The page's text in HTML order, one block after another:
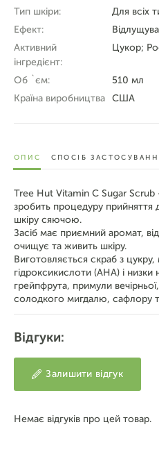
Тип шкіри:
Для всіх
Ефект:
Активний
інгредієнт:
Цукор;
Об `єм:
510 мл
Країна виробництва США
ОПИС СПОСІБ
Tree Hut Vitamin C Sugar Scrub
зробить процедуру
шкіру сяючою.
Засіб має приємний аромат,
очищує та живить шкіру.
Виготовляється скраб з
гідроксикислоти (AHA) і низки
грейпфрута, примули
солодкого мигдалю, сафлору
Відгуки:
Залишити відгук
Немає відгуків про цей товар.